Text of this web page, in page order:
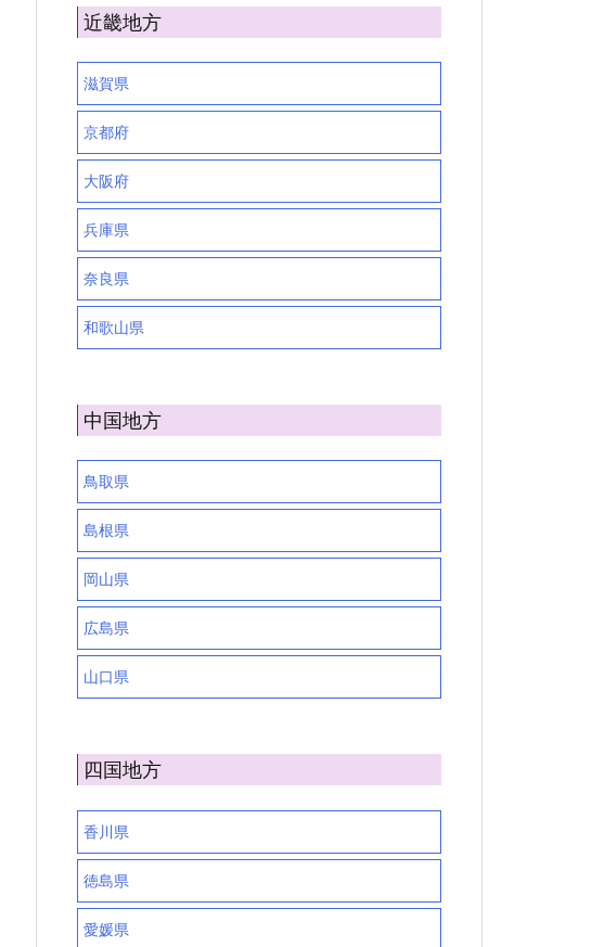
近畿地方
滋賀県
京都府
大阪府
兵庫県
奈良県
和歌山県
中国地方
鳥取県
島根県
岡山県
広島県
山口県
四国地方
香川県
徳島県
愛媛県